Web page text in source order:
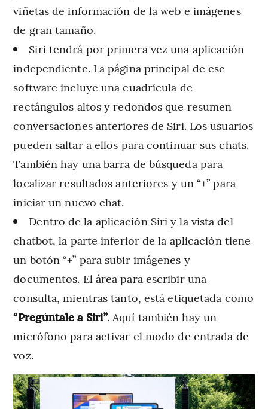
viñetas de información de la web e imágenes
de gran tamaño.
Siri tendrá por primera vez una aplicación
independiente. La página principal de ese
software incluye una cuadrícula de
rectángulos altos y redondos que resumen
conversaciones anteriores de Siri. Los usuarios
pueden saltar a ellos para continuar sus chats.
También hay una barra de búsqueda para
localizar resultados anteriores y un “+” para
iniciar un nuevo chat.
Dentro de la aplicación Siri y la vista del
chatbot, la parte inferior de la aplicación tiene
un botón “+” para subir imágenes y
documentos. El área para escribir una
consulta, mientras tanto, está etiquetada como
“Pregúntale a Siri”. Aquí también hay un
micrófono para activar el modo de entrada de
voz.